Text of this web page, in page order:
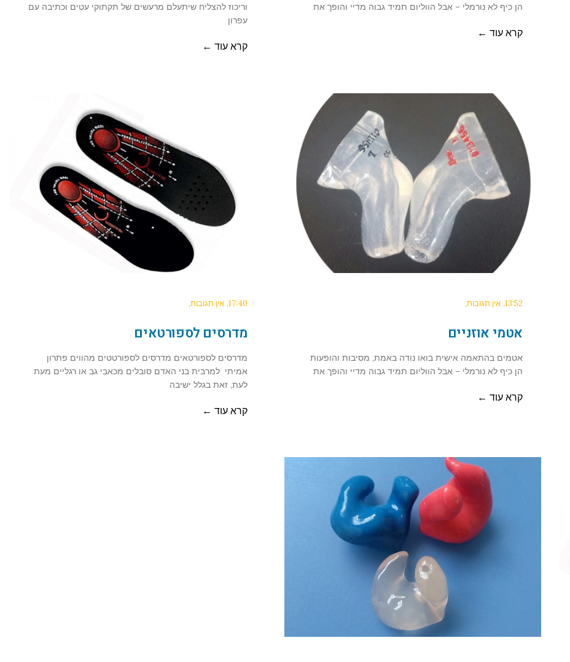
הן כיף לא נורמלי – אבל הווליום תמיד גבוה מדיי והופך את
קרא עוד ←
וריכוז להצליח שיתעלם מרעשים של תקתוקי עטים וכתיבה עם
עפרון
קרא עוד ←
13:52 אין תגובות
אטמי אוזניים
אטמים בהתאמה אישית בואו נודה באמת, מסיבות והופעות
הן כיף לא נורמלי – אבל הווליום תמיד גבוה מדיי והופך את
קרא עוד ←
17:40 אין תגובות
מדרסים לספורטאים
מדרסים לספורטאים מדרסים לספורטטים מהווים פתרון
אמיתי למרבית בני האדם סובלים מכאבי גב או רגליים מעת
לעת, זאת בגלל ישיבה
קרא עוד ←